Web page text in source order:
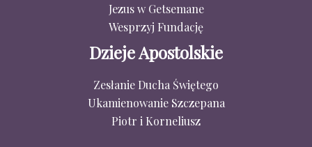
Jezus w Getsemane
Wesprzyj Fundację
Dzieje Apostolskie
Zesłanie Ducha Świętego
Ukamienowanie Szczepana
Piotr i Korneliusz